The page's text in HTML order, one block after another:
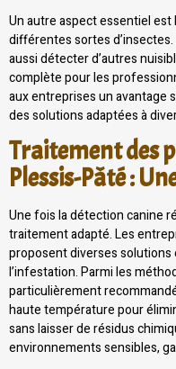
Un autre aspect essentiel
différentes sortes
aussi détecter d’autres
complète pour les
aux entreprises un avantage
des solutions adaptées à
Traitement des
Plessis-Pâté :
Une fois la détection canine
traitement adapté. Les
proposent diverses solutions
l’infestation. Parmi les
particulièrement
haute température pour
sans laisser de résidus
environnements sensibles,